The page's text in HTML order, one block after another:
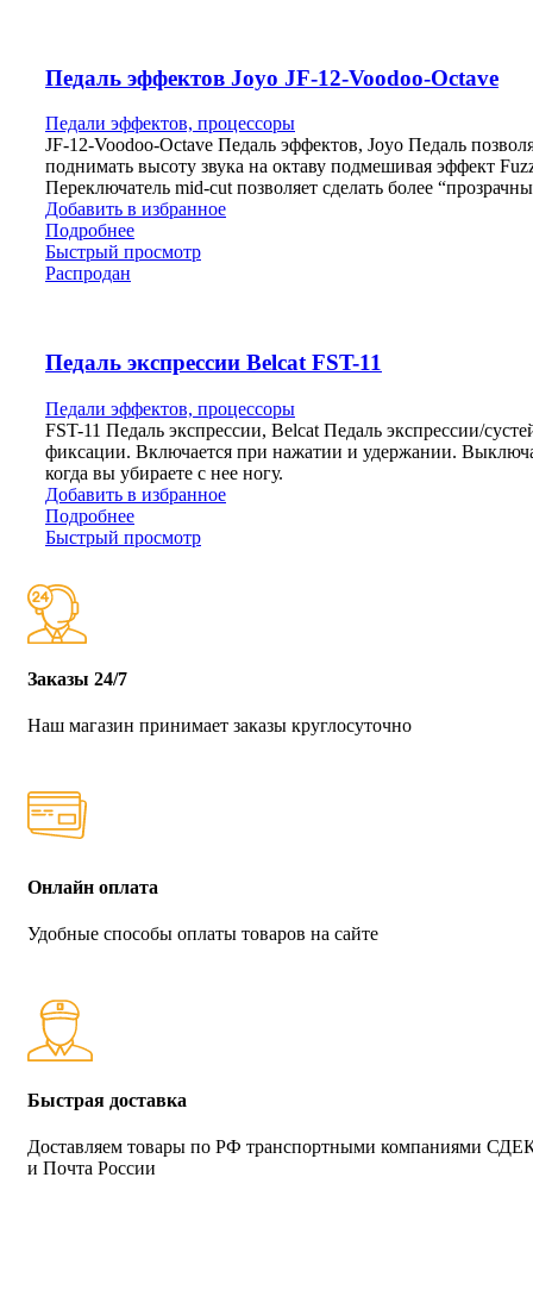
Педаль эффектов Joyo JF-12-Voodoo-Octave
Педали эффектов, процессоры
JF-12-Voodoo-Octave Педаль эффектов, Joyo Педаль
поднимать высоту звука на октаву подмешивая эффект
Переключатель mid-cut позволяет сделать более
Добавить в избранное
Подробнее
Быстрый просмотр
Распродан
Педаль экспрессии Belcat FST-11
Педали эффектов, процессоры
FST-11 Педаль экспрессии, Belcat Педаль экспрессии/
фиксации. Включается при нажатии и удержании.
когда вы убираете с нее ногу.
Добавить в избранное
Подробнее
Быстрый просмотр
Заказы 24/7
Наш магазин принимает заказы круглосуточно
Онлайн оплата
Удобные способы оплаты товаров на сайте
Быстрая доставка
Доставляем товары по РФ транспортными компаниями
и Почта России